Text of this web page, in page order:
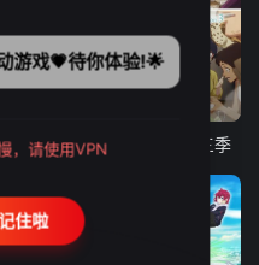
致不灭的你 第三季
游戏💗待你体验!🌟
，请使用VPN
住啦